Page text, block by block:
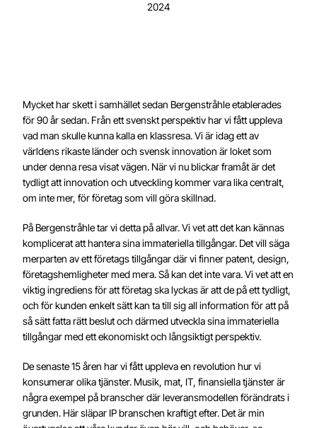
2024
Mycket har skett i samhället sedan Bergenstråhle etablerades
för 90 år sedan. Från ett svenskt perspektiv har vi fått uppleva
vad man skulle kunna kalla en klassresa. Vi är idag ett av
världens rikaste länder och svensk innovation är loket som
under denna resa visat vägen. När vi nu blickar framåt är det
tydligt att innovation och utveckling kommer vara lika centralt,
om inte mer, för företag som vill göra skillnad.
På Bergenstråhle tar vi detta på allvar. Vi vet att det kan kännas
komplicerat att hantera sina immateriella tillgångar. Det vill säga
merparten av ett företags tillgångar där vi finner patent, design,
företagshemligheter med mera. Så kan det inte vara. Vi vet att en
viktig ingrediens för att företag ska lyckas är att de på ett tydligt,
och för kunden enkelt sätt kan ta till sig all information för att på
så sätt fatta rätt beslut och därmed utveckla sina immateriella
tillgångar med ett ekonomiskt och långsiktigt perspektiv.
De senaste 15 åren har vi fått uppleva en revolution hur vi
konsumerar olika tjänster. Musik, mat, IT, finansiella tjänster är
några exempel på branscher där leveransmodellen förändrats i
grunden. Här släpar IP branschen kraftigt efter. Det är min